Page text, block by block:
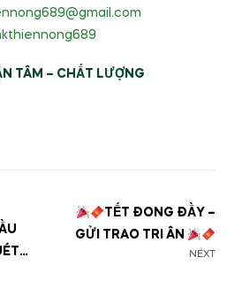
TÂM – CHẤT LƯỢNG
NEXT
TẾT ĐONG ĐẦY –
GỬI TRAO TRI ÂN